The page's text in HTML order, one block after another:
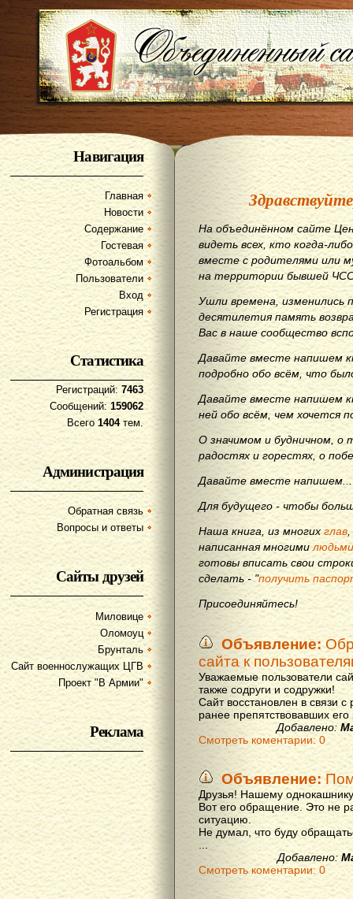
Навигация
Главная
Новости
Содержание
Гостевая
Фотоальбом
Пользователи
Вход
Регистрация
Статистика
Регистраций: 7463
Сообщений:159062
Всего 1404тем.
Администрация
Обратная связь
Вопросы и ответы
Сайты друзей
Миловице
Оломоуц
Брунталь
Сайт военнослужащих ЦГВ
Проект "В Армии"
Реклама
На объединённом сайте
видеть всех, кто когда-
вместе с родителями или
на территории бывшей
Ушли времена, изменились
десятилетия память
Вас в наше сообщество
Давайте вместе напишем
подробно обо всём, что
Давайте вместе напишем
ней обо всём, чем хочется
О значимом и будничном, о
радостях и горестях, о
Давайте вместе напишем...
Для будущего - чтобы
Наша книга, из многихглав
написанная многимилюдьми
готовы вписать свои
сделать - "получить
Присоединяйтесь!
Объявление:
сайта к
Уважаемые пользователи
также содруги и содружки!
Сайт восстановлен в связи
ранее препятствовавших
Добавлено:
Смотреть коментарии: 0
Объявление:
Друзья! Нашему
Вот его обращение. Это не
ситуацию.
Не думал, что буду
Добавлено:
Смотреть коментарии: 0